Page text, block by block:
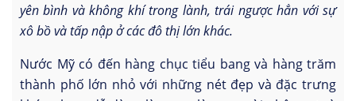
yên bình và không khí trong lành, trái ngược hẳn với sự
xô bồ và tấp nập ở các đô thị lớn khác.
Nước Mỹ có đến hàng chục tiểu bang và hàng trăm
thành phố lớn nhỏ với những nét đẹp và đặc trưng